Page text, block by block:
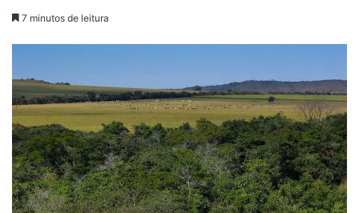
7 minutos de leitura